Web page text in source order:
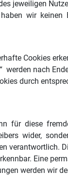
jeweiligen
wir
Cookies
nach
durch
für diese
wider,
verantwortlich.
Eine
werden wir